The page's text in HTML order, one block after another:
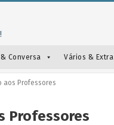
Conversa Vários & Extra
aos Professores
Professores